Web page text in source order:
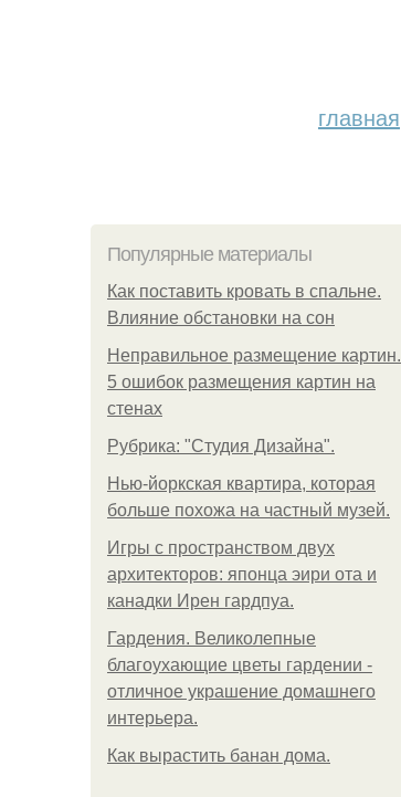
главная
Популярные материалы
Как поставить кровать в спальне.
Влияние обстановки на сон
Неправильное размещение картин.
5 ошибок размещения картин на
стенах
Рубрика: "Студия Дизайна".
Нью-йоркская квартира, которая
больше похожа на частный музей.
Игры с пространством двух
архитекторов: японца эири ота и
канадки Ирен гардпуа.
Гардения. Великолепные
благоухающие цветы гардении -
отличное украшение домашнего
интерьера.
Как вырастить банан дома.